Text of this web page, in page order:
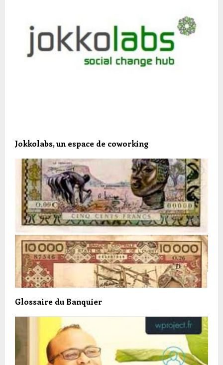
Jokkolabs, un espace de coworking
Glossaire du Banquier